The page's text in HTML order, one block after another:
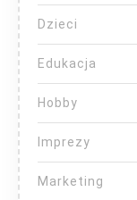
Dzieci
Edukacja
Hobby
Imprezy
Marketing